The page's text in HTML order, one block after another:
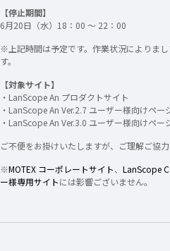
【停止期間】
6月20日（水）18：00 ～ 22：00
※上記時間は予定です。作業状況によりま
す。
【対象サイト】
・LanScope An プロダクトサイト
・LanScope An Ver.2.7 ユーザー様向けペー
・LanScope An Ver.3.0 ユーザー様向けペー
ご不便をお掛けいたしますが、ご理解ご協
※MOTEX コーポレートサイト、 LanScope
ー様専用サイトには影響ございません。